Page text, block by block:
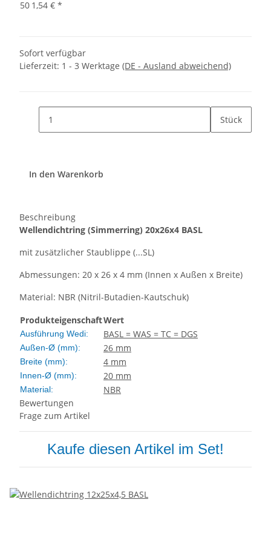
50 1,54 € *
Sofort verfügbar
Lieferzeit: 1 - 3 Werktage (DE - Ausland abweichend)
Stück
In den Warenkorb
Beschreibung
Wellendichtring (Simmerring) 20x26x4 BASL
mit zusätzlicher Staublippe (...SL)
Abmessungen: 20 x 26 x 4 mm (Innen x Außen x Breite)
Material: NBR (Nitril-Butadien-Kautschuk)
ProdukteigenschaftWert
Ausführung Wedi: BASL = WAS = TC = DGS
Außen-Ø (mm): 26 mm
Breite (mm): 4 mm
Innen-Ø (mm): 20 mm
Material:
NBR
Bewertungen
Frage zum Artikel
Kaufe diesen Artikel im Set!